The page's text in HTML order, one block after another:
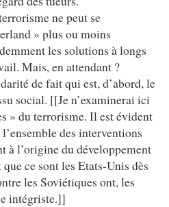
ne peut se
» plus ou moins
les solutions à longs
Mais, en attendant ?
de fait qui est, d’abord, le
social. [[Je n’examinerai ici
» du terrorisme. Il est évident
des interventions
à l’origine du développement
ce sont les Etats-Unis dès
les Soviétiques ont, les
intégriste.]]